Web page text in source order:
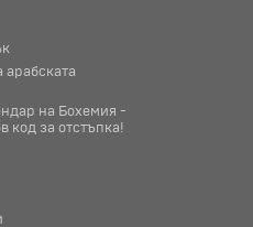
на Бохемия -
код за отстъпка!